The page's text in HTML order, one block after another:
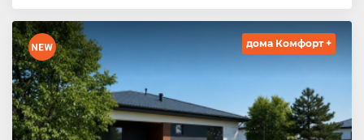
дома Комфорт +